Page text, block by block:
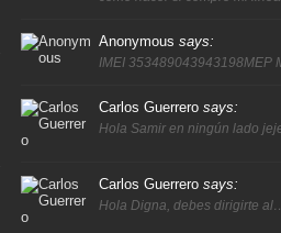
Anonymous says:
IMEI 353489043943198MEP
Carlos Guerrero says:
Hola Samir en ningún lado
Carlos Guerrero says:
Hola Digna, debes dirigirte